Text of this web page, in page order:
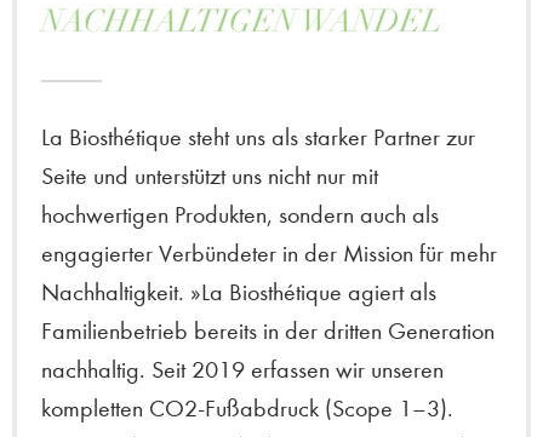
NACHHALTIGEN WANDEL
La Biosthétique steht uns als starker Partner zur
Seite und unterstützt uns nicht nur mit
hochwertigen Produkten, sondern auch als
engagierter Verbündeter in der Mission für mehr
Nachhaltigkeit. »La Biosthétique agiert als
Familienbetrieb bereits in der dritten Generation
nachhaltig. Seit 2019 erfassen wir unseren
kompletten CO2-Fußabdruck (Scope 1–3).